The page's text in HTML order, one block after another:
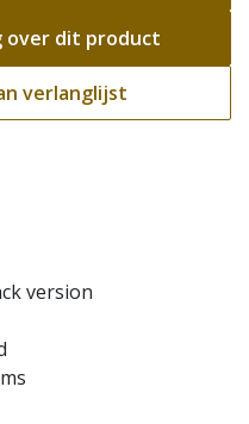
over dit product
verlanglijst
version